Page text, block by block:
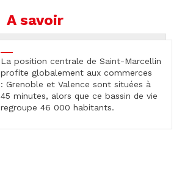
A savoir
La position centrale de Saint-Marcellin
profite globalement aux commerces
: Grenoble et Valence sont situées à
45 minutes, alors que ce bassin de vie
regroupe 46 000 habitants.